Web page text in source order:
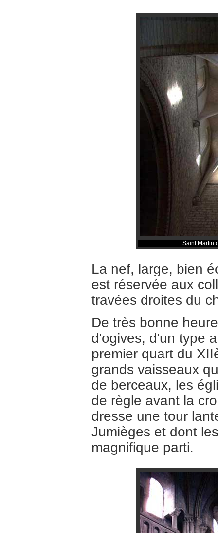
Saint Martin
La nef, large, bien
est réservée aux
travées droites du
De très bonne
d'ogives, d'un type
premier quart du
grands vaisseaux
de berceaux, les
de règle avant la
dresse une tour
Jumièges et dont
magnifique parti.